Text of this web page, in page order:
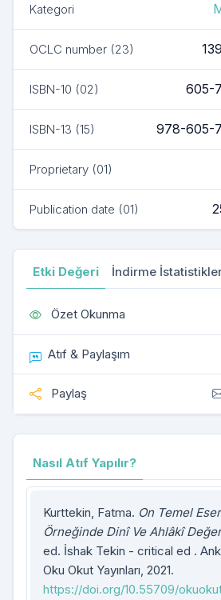
Kategori
OCLC number (23)
ISBN-10 (02) 605-
ISBN-13 (15) 978-605-
Proprietary (01)
Publication date (01)
Etki Değeri İndirme
Özet Okunma
Atıf & Paylaşım
Paylaş
Nasıl Atıf Yapılır?
Kurttekin, Fatma. On Temel Eser
Örneğinde Dinî Ve Ahlâkî
ed. İshak Tekin - critical ed .
Oku Okut Yayınları, 2021.
https://doi.org/10.55709/